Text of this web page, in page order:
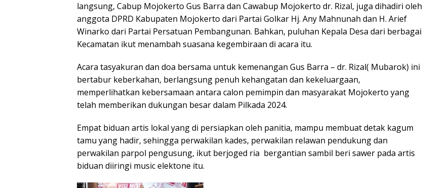
langsung, Cabup Mojokerto Gus Barra dan Cawabup Mojokerto dr. Rizal, juga dihadiri oleh
anggota DPRD Kabupaten Mojokerto dari Partai Golkar Hj. Any Mahnunah dan H. Arief
Winarko dari Partai Persatuan Pembangunan. Bahkan, puluhan Kepala Desa dari berbagai
Kecamatan ikut menambah suasana kegembiraan di acara itu.
Acara tasyakuran dan doa bersama untuk kemenangan Gus Barra – dr. Rizal( Mubarok) ini
bertabur keberkahan, berlangsung penuh kehangatan dan kekeluargaan,
memperlihatkan kebersamaan antara calon pemimpin dan masyarakat Mojokerto yang
telah memberikan dukungan besar dalam Pilkada 2024.
Empat biduan artis lokal yang di persiapkan oleh panitia, mampu membuat detak kagum
tamu yang hadir, sehingga perwakilan kades, perwakilan relawan pendukung dan
perwakilan parpol pengusung, ikut berjoged ria bergantian sambil beri sawer pada artis
biduan diiringi music elektone itu.